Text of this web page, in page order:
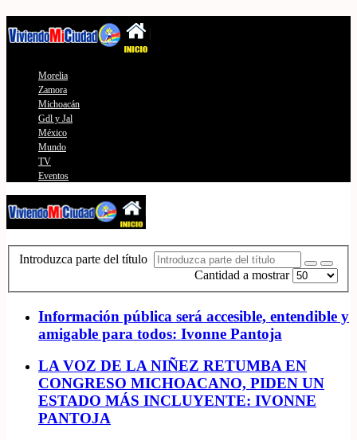
Morelia
Zamora
Michoacán
Gdl y Jal
México
Mundo
TV
Eventos
Introduzca parte del título
Cantidad a mostrar
Información pública será accesible, entendible y
amigable para todos: Ivonne Pantoja
LA VOZ DE LA NIÑEZ RETUMBA EN
CONGRESO MICHOACANO, PIDEN UN
ESTADO MÁS INCLUYENTE: IVONNE
PANTOJA